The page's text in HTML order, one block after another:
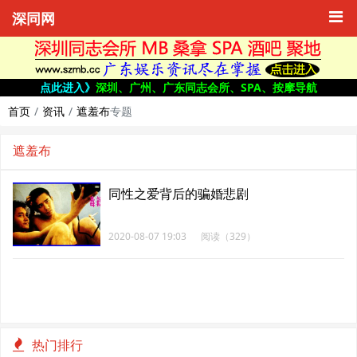
深同网
点此进入》 深圳、广州、广东同志会所、SPA、按摩导航
首页
资讯 遮羞布专题
遮羞布
同性之爱背后的骗婚悲剧
2020-08-07 19:03 阅读（329）
热门排行